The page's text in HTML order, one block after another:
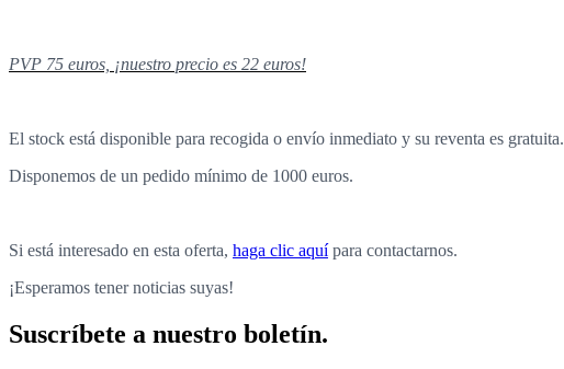
PVP 75 euros, ¡nuestro precio es 22 euros!
El stock está disponible para recogida o envío inmediato y su reventa es gratuita.
Disponemos de un pedido mínimo de 1000 euros.
Si está interesado en esta oferta, haga clic aquípara contactarnos.
¡Esperamos tener noticias suyas!
Suscríbete a nuestro boletín.